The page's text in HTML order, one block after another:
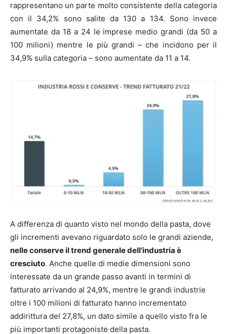
rappresentano un parte molto consistente della categoria
con il 34,2% sono salite da 130 a 134. Sono invece
aumentate da 18 a 24 le imprese medio grandi (da 50 a
100 milioni) mentre le più grandi – che incidono per il
34,9% sulla categoria – sono aumentate da 11 a 14.
A differenza di quanto visto nel mondo della pasta, dove
gli incrementi avevano riguardato solo le grandi aziende,
nelle conserve il trend generale dell'industria è
cresciuto. Anche quelle di medie dimensioni sono
interessate da un grande passo avanti in termini di
fatturato arrivando al 24,9%, mentre le grandi industrie
oltre i 100 milioni di fatturato hanno incrementato
addirittura del 27,8%, un dato simile a quello visto fra le
più importanti protagoniste della pasta.